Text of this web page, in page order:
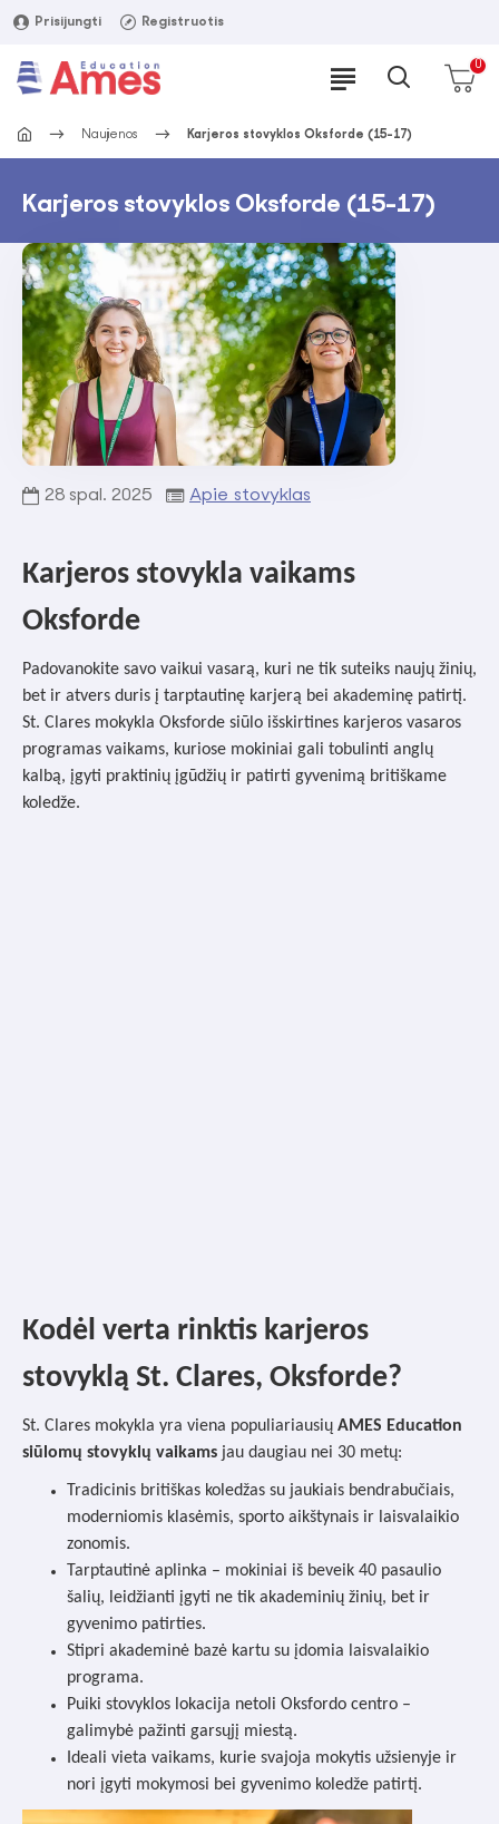
Prisijungti Registruotis
0
Naujienos Karjeros stovyklos Oksforde (15-17)
Karjeros stovyklos Oksforde (15-17)
28 spal. 2025 Apie stovyklas
Karjeros stovykla vaikams
Oksforde
Padovanokite savo vaikui vasarą, kuri ne tik suteiks naujų žinių,
bet ir atvers duris į tarptautinę karjerą bei akademinę patirtį.
St. Clares mokykla Oksforde siūlo išskirtines karjeros vasaros
programas vaikams, kuriose mokiniai gali tobulinti anglų
kalbą, įgyti praktinių įgūdžių ir patirti gyvenimą britiškame
koledže.
Kodėl verta rinktis karjeros
stovyklą St. Clares, Oksforde?
St. Clares mokykla yra viena populiariausių AMES Education
siūlomų stovyklų vaikams jau daugiau nei 30 metų:
Tradicinis britiškas koledžas su jaukiais bendrabučiais,
moderniomis klasėmis, sporto aikštynais ir laisvalaikio
zonomis.
Tarptautinė aplinka – mokiniai iš beveik 40 pasaulio
šalių, leidžianti įgyti ne tik akademinių žinių, bet ir
gyvenimo patirties.
Stipri akademinė bazė kartu su įdomia laisvalaikio
programa.
Puiki stovyklos lokacija netoli Oksfordo centro –
galimybė pažinti garsųjį miestą.
Ideali vieta vaikams, kurie svajoja mokytis užsienyje ir
nori įgyti mokymosi bei gyvenimo koledže patirtį.